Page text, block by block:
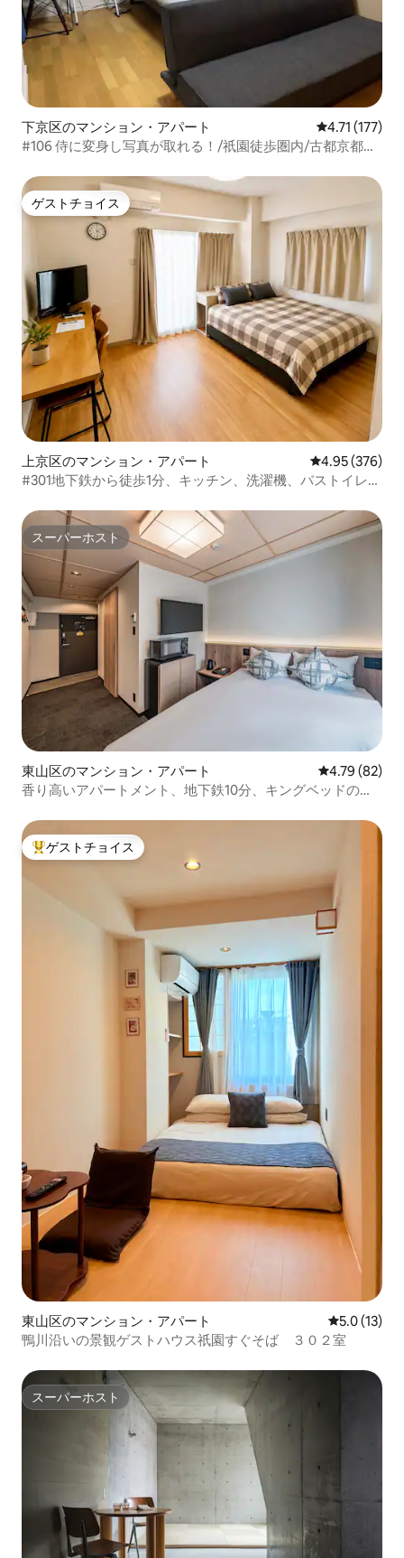
下京区のマンション・アパート レビュー177
4.71 (177)
#106 侍に変身し写真が取れる！/祇園徒歩圏内/古都京都の
ゲストチョイス
ゲストチョイス
上京区のマンション・アパート レビュー376
4.95 (376)
#301地下鉄から徒歩1分、キッチン、洗濯機、バストイレ
スーパーホスト
スーパーホスト
東山区のマンション・アパート レビュー82
4.79 (82)
香り高いアパートメント、地下鉄10分、キングベッドのア
大好評のゲストチョイスです。
ゲストチョイス
東山区のマンション・アパート レビュー13
5.0 (13)
鴨川沿いの景観ゲストハウス祇園すぐそば ３０２室
スーパーホスト
スーパーホスト